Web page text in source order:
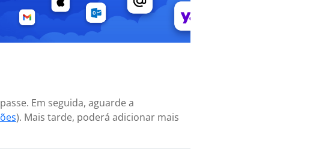
Em seguida, aguarde a
). Mais tarde, poderá adicionar mais